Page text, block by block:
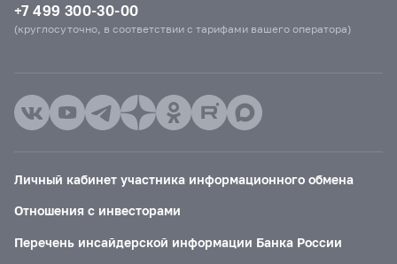
+7 499 300-30-00
(круглосуточно, в соответствии с тарифами вашего оператора)
Личный кабинет участника информационного обмена
Отношения с инвесторами
Перечень инсайдерской информации Банка России